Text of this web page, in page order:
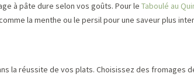
à pâte dure selon vos goûts. Pour le Taboulé au
la menthe ou le persil pour une saveur plus
la réussite de vos plats. Choisissez des fromages